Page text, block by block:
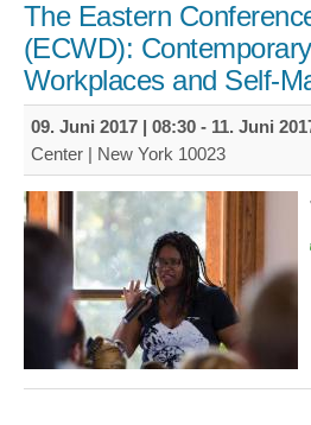
The Eastern
(ECWD):
Workplaces and Self-
09. Juni 2017 | 08:30 - 11. Juni
Center | New York 10023